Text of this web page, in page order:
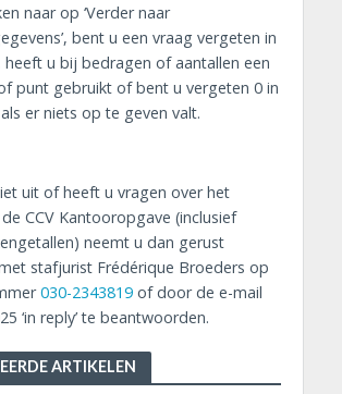
naar op ‘Verder naar
bent u een vraag vergeten in
heeft u bij bedragen of aantallen een
punt gebruikt of bent u vergeten 0 in
er niets op te geven valt.
uit of heeft u vragen over het
CCV Kantooropgave (inclusief
neemt u dan gerust
stafjurist Frédérique Broeders op
030-2343819of door de e-mail
‘in reply’ te beantwoorden.
ARTIKELEN